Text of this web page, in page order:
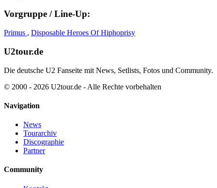
Vorgruppe / Line-Up:
Primus , Disposable Heroes Of Hiphoprisy
U2tour.de
Die deutsche U2 Fanseite mit News, Setlists, Fotos und Community.
© 2000 - 2026 U2tour.de - Alle Rechte vorbehalten
Navigation
News
Tourarchiv
Discographie
Partner
Community